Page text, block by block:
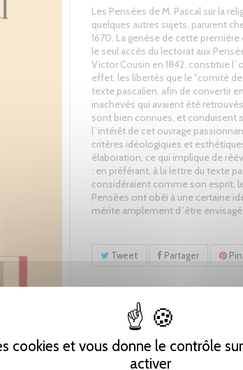
cookies et vous donne le contrôle
activer
Les Pensées de M. Pascal sur la
quelques autres sujets, parurent
1670. La genèse de cette
le seul accès du lectorat aux
Victor Cousin en 1842, constitue
effet, les libertés que le "comité
texte pascalien, afin de convertir
inachevés qui avaient été
sont bien connues, et conduisent
l`intérêt de cet ouvrage
critères idéologiques et
élaboration, ce qui implique de
: en préférant, à la lettre du texte
considéraient comme son esprit,
Pensées ont obéi à une certaine
mérite amplement d`être
Tweet Partager